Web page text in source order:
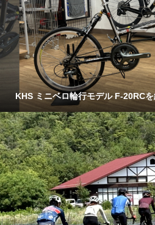
KHS ミニベロ輪行モデル F-20RC